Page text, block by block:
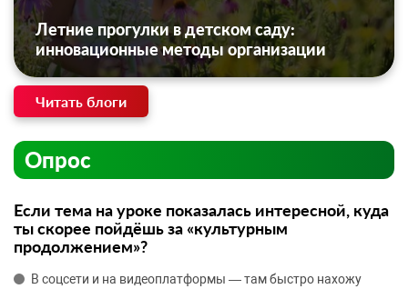
Летние прогулки в детском саду:
инновационные методы организации
Читать блоги
Опрос
Если тема на уроке показалась интересной, куда
ты скорее пойдёшь за «культурным
продолжением»?
В соцсети и на видеоплатформы — там быстро нахожу